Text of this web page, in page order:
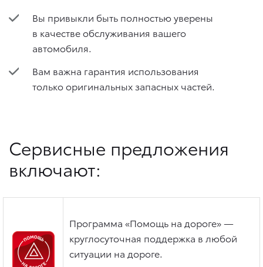
Вы привыкли быть полностью уверены
в качестве обслуживания вашего
автомобиля.
Вам важна гарантия использования
только оригинальных запасных частей.
Сервисные предложения
включают:
Программа «Помощь на дороге» —
круглосуточная поддержка в любой
ситуации на дороге.